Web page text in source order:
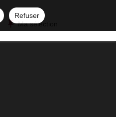
Refuser
Ma sélection